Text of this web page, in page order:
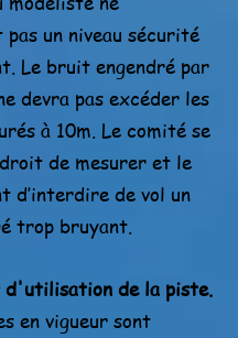
un niveau sécurité
Le bruit engendré par
devra pas excéder les
à 10m. Le comité se
de mesurer et le
d’interdire de vol un
trop bruyant.
d'utilisation de la piste.
en vigueur sont